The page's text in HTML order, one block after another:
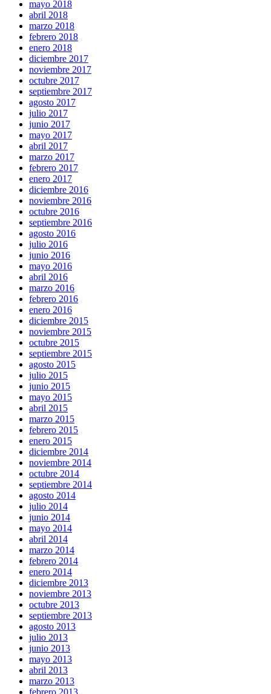
mayo 2018
abril 2018
marzo 2018
febrero 2018
enero 2018
diciembre 2017
noviembre 2017
octubre 2017
septiembre 2017
agosto 2017
julio 2017
junio 2017
mayo 2017
abril 2017
marzo 2017
febrero 2017
enero 2017
diciembre 2016
noviembre 2016
octubre 2016
septiembre 2016
agosto 2016
julio 2016
junio 2016
mayo 2016
abril 2016
marzo 2016
febrero 2016
enero 2016
diciembre 2015
noviembre 2015
octubre 2015
septiembre 2015
agosto 2015
julio 2015
junio 2015
mayo 2015
abril 2015
marzo 2015
febrero 2015
enero 2015
diciembre 2014
noviembre 2014
octubre 2014
septiembre 2014
agosto 2014
julio 2014
junio 2014
mayo 2014
abril 2014
marzo 2014
febrero 2014
enero 2014
diciembre 2013
noviembre 2013
octubre 2013
septiembre 2013
agosto 2013
julio 2013
junio 2013
mayo 2013
abril 2013
marzo 2013